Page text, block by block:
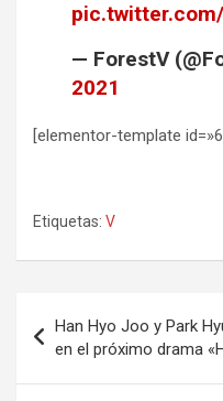
— ForestV
2021
[elementor-template
Etiquetas: V
de
entradas
Han Hyo Joo y Park
en el próximo drama